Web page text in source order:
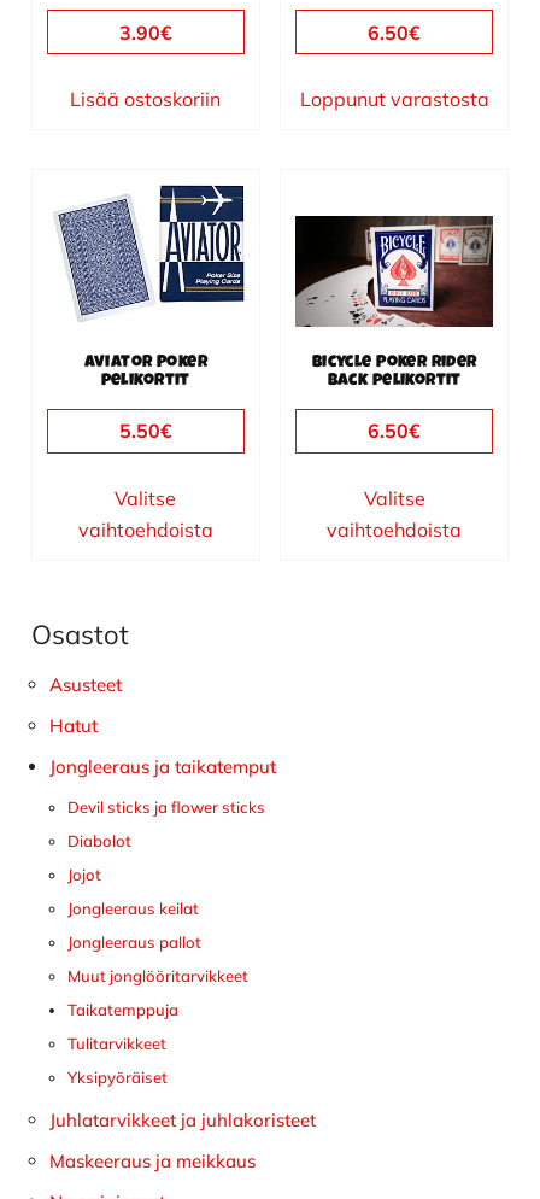
3.90€
Lisää ostoskoriin
6.50€
Loppunut varastosta
tuotteen
Aviator Poker
pelikortit
5.50€
Valitse
vaihtoehdoista
tuotteella
on
useampi
muunnelma.
tuotteen
Bicycle Poker Rider
Back pelikortit
6.50€
Valitse
vaihtoehdoista
tuotteella
useampi
muunnelma.
Voit
tehdä
tuotteen
Ensisijainen
sivupalkki
Osastot
Asusteet
Hatut
Jongleeraus ja taikatemput
Devil sticks ja flower sticks
Diabolot
Jojot
Jongleeraus keilat
Jongleeraus pallot
Muut jonglööritarvikkeet
Taikatemppuja
Tulitarvikkeet
Yksipyöräiset
Juhlatarvikkeet ja juhlakoristeet
Maskeeraus ja meikkaus